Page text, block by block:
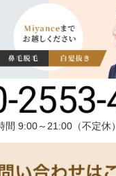
間 9:00～21:00（不定休）